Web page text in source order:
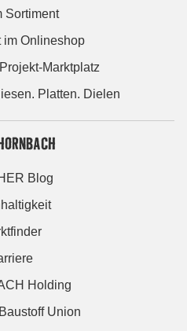
Sortiment
im Onlineshop
Marktplatz
Platten. Dielen
Blog
Holding
Union